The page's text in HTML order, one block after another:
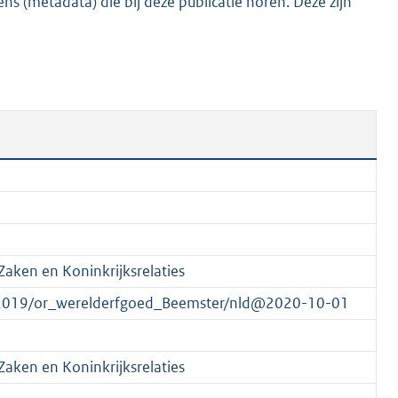
6
en Koninkrijksrelaties
or_werelderfgoed_Beemster/nld@2020-10-01
en Koninkrijksrelaties